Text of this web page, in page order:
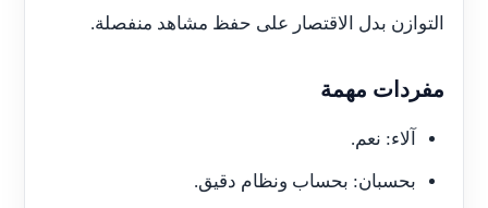
التوازن بدل الاقتصار على حفظ مشاهد منفصلة.
مفردات مهمة
آلاء: نعم.
بحسبان: بحساب ونظام دقيق.